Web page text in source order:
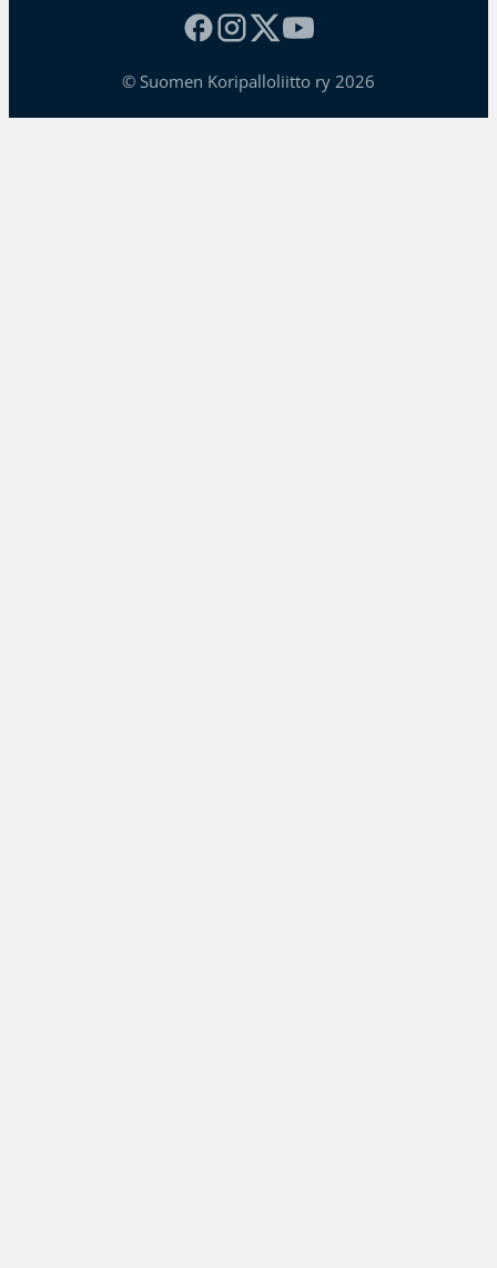
© Suomen Koripalloliitto ry 2026